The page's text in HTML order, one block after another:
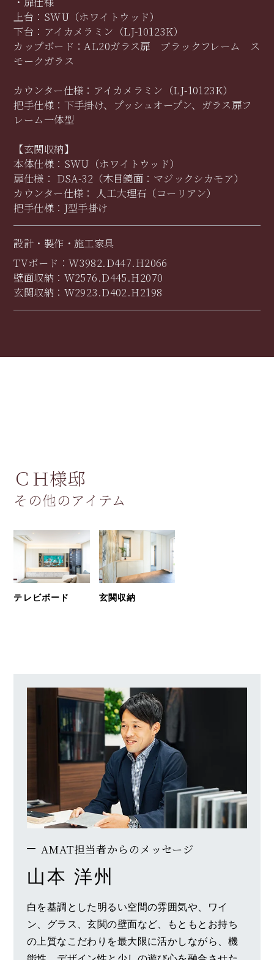
上台：SWU（ホワイトウッド）
下台：アイカメラミン（LJ-10123K）
カップボード：AL20ガラス扉 ブラックフレーム ス
モークガラス
カウンター仕様：アイカメラミン（LJ-10123K）
把手仕様：下手掛け、プッシュオープン、ガラス扉フ
レーム一体型
【玄関収納】
本体仕様：SWU（ホワイトウッド）
扉仕様： DSA-32（木目鏡面：マジックシカモア）
カウンター仕様： 人工大理石（コーリアン）
把手仕様：J型手掛け
設計・製作・施工家具
TVボード：W3982.D447.H2066
壁面収納：W2576.D445.H2070
玄関収納：W2923.D402.H2198
ＣＨ様邸
その他のアイテム
テレビボード 玄関収納
AMAT担当者からのメッセージ
山本 洋州
白を基調とした明るい空間の雰囲気や、ワイ
ン、グラス、玄関の壁面など、もともとお持ち
の上質なこだわりを最大限に活かしながら、機